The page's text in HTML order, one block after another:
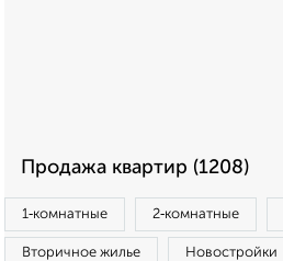
Продажа квартир (1208)
1‑комнатные 2‑комнатные
Вторичное жилье Новостройки